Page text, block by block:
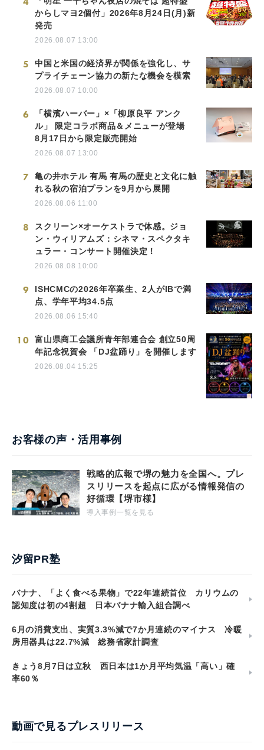
からしマヨ2個付」2026年8月24日(月)新
発売
2026.08.07 13:00
5
中国と米国の経済界が関係を強化し、サ
プライチェーン協力の新たな機会を模索
2026.08.07 10:00
6
「横濱ハーバー」×「柳原良平 アンク
ル」 限定コラボ商品＆メニューが登場
8月17日から限定販売開始
2026.08.07 13:00
7
亀の井ホテル 有馬 有馬の歴史と文化に触
れる秋の宿泊プランを9月から展開
2026.08.06 11:00
8
スクリーン×オーケストラで体感。ジョ
ン・ウィリアムズ：シネマ・スペクタキ
ュラー・コンサート開催決定！
2026.08.08 10:00
9
ISHCMCの2026年卒業生、2人がIBで満
点、学年平均34.5点
2026.08.06 15:40
10
富山県商工会議所青年部連合会 創立50周
年記念祝賀会 「DJ盆踊り」を開催します
2026.08.04 15:25
お客様の声・活用事例
戦略的広報で堺の魅力を全国へ。プレ
スリリースを起点に広がる情報発信の
好循環【堺市様】
導入事例一覧を見る
汐留PR塾
バナナ、「よく食べる果物」で22年連続首位 カリウムの
認知度は初の4割超 日本バナナ輸入組合調べ
6月の消費支出、実質3.3%減で7か月連続のマイナス 冷暖
房用器具は22.7%減 総務省家計調査
きょう8月7日は立秋 西日本は1か月平均気温「高い」確
率60％
動画で見るプレスリリース